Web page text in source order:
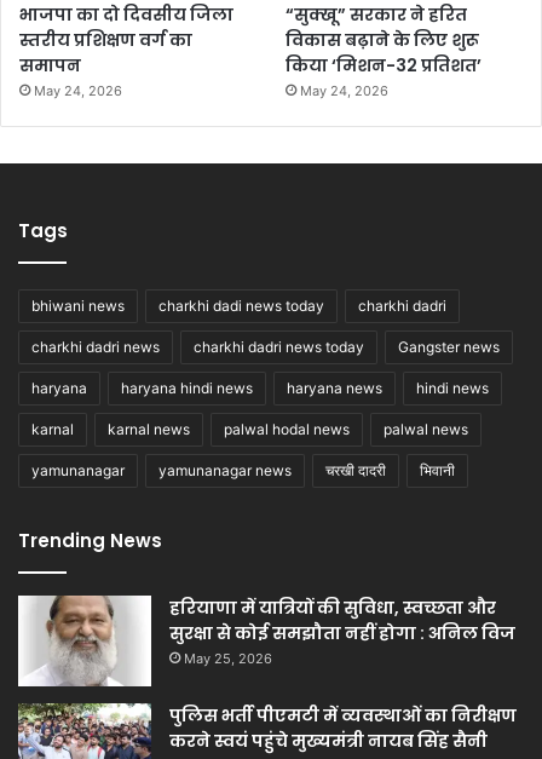
भाजपा का दो दिवसीय जिला
स्तरीय प्रशिक्षण वर्ग का
समापन
May 24, 2026
“सुक्खू” सरकार ने हरित
विकास बढ़ाने के लिए शुरू
किया ‘मिशन-32 प्रतिशत’
May 24, 2026
Tags
bhiwani news charkhi dadi news today charkhi dadri
charkhi dadri news charkhi dadri news today Gangster news
haryana haryana hindi news haryana news hindi news
karnal karnal news palwal hodal news palwal news
yamunanagar yamunanagar news चरखी दादरी भिवानी
Trending News
हरियाणा में यात्रियों की सुविधा, स्वच्छता और
सुरक्षा से कोई समझौता नहीं होगा : अनिल विज
May 25, 2026
पुलिस भर्ती पीएमटी में व्यवस्थाओं का निरीक्षण
करने स्वयं पहुंचे मुख्यमंत्री नायब सिंह सैनी